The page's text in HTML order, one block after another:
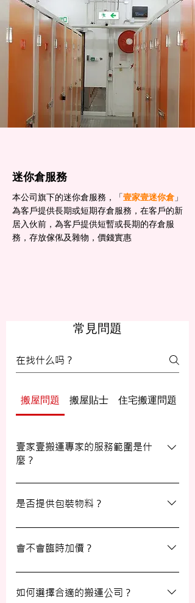
迷你倉服務
本公司旗下的迷你倉服務，「壹家壹迷你倉 」
為客戶提供長期或短期存倉服務，在客戶的新
居入伙前，為客戶提供短暫或長期的存倉服
務，存放傢俬及雜物，價錢實惠
常見問題
搬屋問題 搬屋貼士 住宅搬運問題
壹家壹搬運專家的服務範圍是什
麼？
壹家壹搬運專家的服務覆蓋港九及新界，無
論是一般搬屋服務還是商務搬遷，我們都能
是否提供包裝物料？
是的，我們會為客戶提供包裝物料。如有需
要，請隨時與我們的客戶服務員查詢。
會不會臨時加價？
我們的報價透明，會根據您提供的物品清單
提供合理預算，絕無隱藏費用。除非搬運當
如何選擇合適的搬運公司？